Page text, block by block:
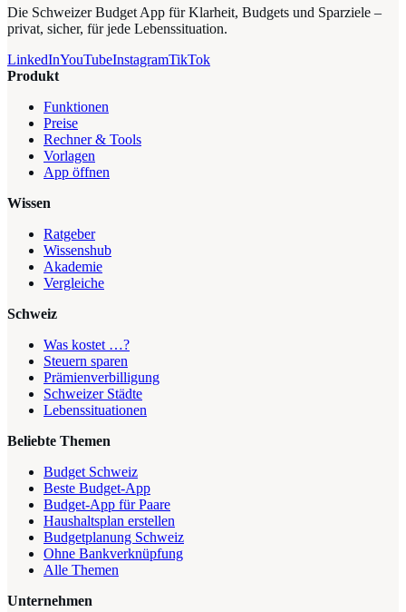
Die Schweizer Budget App für Klarheit, Budgets und Sparziele –
privat, sicher, für jede Lebenssituation.
LinkedInYouTubeInstagramTikTok
Produkt
Funktionen
Preise
Rechner & Tools
Vorlagen
App öffnen
Wissen
Ratgeber
Wissenshub
Akademie
Vergleiche
Schweiz
Was kostet …?
Steuern sparen
Prämienverbilligung
Schweizer Städte
Lebenssituationen
Beliebte Themen
Budget Schweiz
Beste Budget-App
Budget-App für Paare
Haushaltsplan erstellen
Budgetplanung Schweiz
Ohne Bankverknüpfung
Alle Themen
Unternehmen